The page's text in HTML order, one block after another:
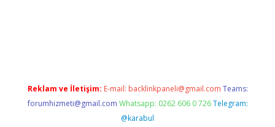
Reklam ve İletişim: E-mail: backlinkpaneli@gmail.com Teams:
forumhizmeti@gmail.com Whatsapp: 0262 606 0 726 Telegram:
@karabul